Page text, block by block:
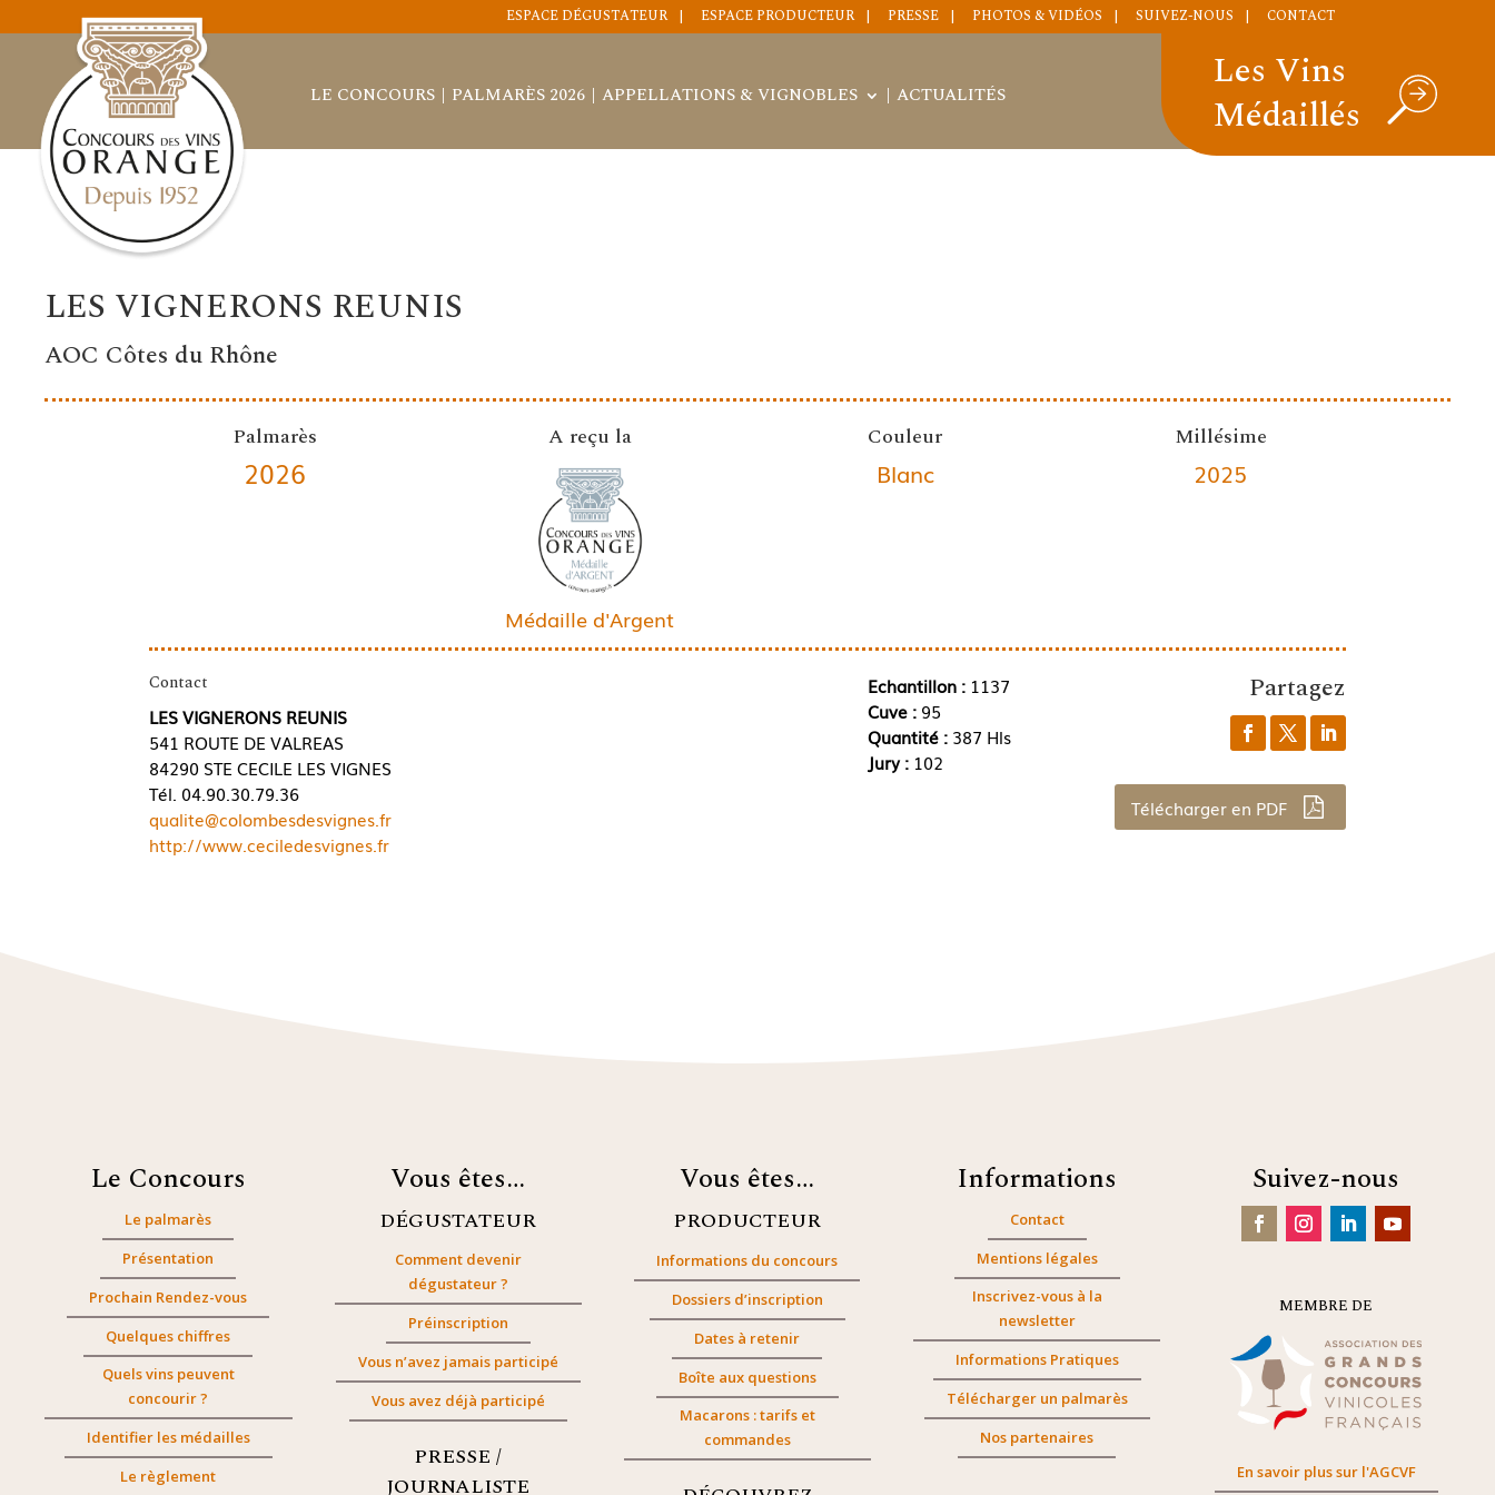
ESPACE DÉGUSTATEUR ESPACE PRODUCTEUR PRESSE PHOTOS & VIDÉOS SUIVEZ-NOUS CONTACT
LE CONCOURS PALMARÈS 2026 APPELLATIONS & VIGNOBLES ACTUALITÉS
Les Vins
Médaillés
LES VIGNERONS REUNIS
AOC Côtes du Rhône
Palmarès
2026
A reçu la
Médaille d'Argent
Couleur
Blanc
Millésime
2025
Contact
LES VIGNERONS REUNIS
541 ROUTE DE VALREAS
84290 STE CECILE LES VIGNES
Tél. 04.90.30.79.36
qualite@colombesdesvignes.fr
http://www.ceciledesvignes.fr
Echantillon :1137
Cuve : 95
Quantité : 387 Hls
Jury : 102
Partagez
Télécharger en PDF
Le Concours
Le palmarès
Présentation
Prochain Rendez-vous
Quelques chiffres
Quels vins peuvent
concourir ?
Identifier les médailles
Le règlement
Vous êtes…
DÉGUSTATEUR
Comment devenir
dégustateur ?
Préinscription
Vous n’avez jamais participé
Vous avez déjà participé
PRESSE /
JOURNALISTE
Vous êtes…
PRODUCTEUR
Informations du concours
Dossiers d’inscription
Dates à retenir
Boîte aux questions
Macarons : tarifs et
commandes
Informations
Contact
Mentions légales
Inscrivez-vous à la
newsletter
Informations Pratiques
Télécharger un palmarès
Nos partenaires
Suivez-nous
MEMBRE DE
En savoir plus sur l'AGCVF